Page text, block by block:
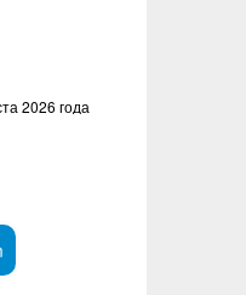
2026 года